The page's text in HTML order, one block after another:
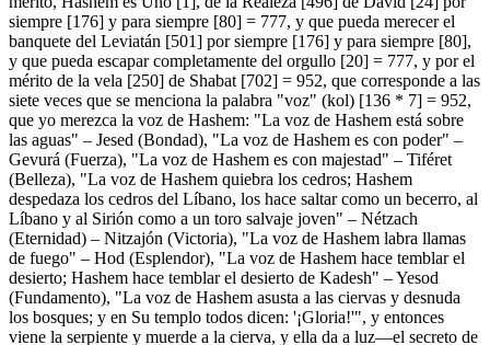
siempre [176] y para siempre [80] = 777, y que pueda merecer el
banquete del Leviatán [501] por siempre [176] y para siempre [80],
y que pueda escapar completamente del orgullo [20] = 777, y por el
mérito de la vela [250] de Shabat [702] = 952, que corresponde a las
siete veces que se menciona la palabra "voz" (kol) [136 * 7] = 952,
que yo merezca la voz de Hashem: "La voz de Hashem está sobre
las aguas" – Jesed (Bondad), "La voz de Hashem es con poder" –
Gevurá (Fuerza), "La voz de Hashem es con majestad" – Tiféret
(Belleza), "La voz de Hashem quiebra los cedros; Hashem
despedaza los cedros del Líbano, los hace saltar como un becerro, al
Líbano y al Sirión como a un toro salvaje joven" – Nétzach
(Eternidad) – Nitzajón (Victoria), "La voz de Hashem labra llamas
de fuego" – Hod (Esplendor), "La voz de Hashem hace temblar el
desierto; Hashem hace temblar el desierto de Kadesh" – Yesod
(Fundamento), "La voz de Hashem asusta a las ciervas y desnuda
los bosques; y en Su templo todos dicen: '¡Gloria!'", y entonces
viene la serpiente y muerde a la cierva, y ella da a luz—el secreto de